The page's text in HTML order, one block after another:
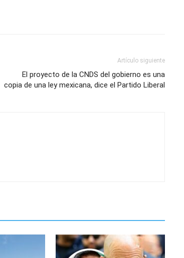
Artículo siguiente
El proyecto de la CNDS del gobierno es una
copia de una ley mexicana, dice el Partido Liberal